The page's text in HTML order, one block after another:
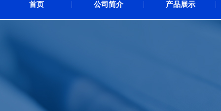
首页 公司简介 产品展示